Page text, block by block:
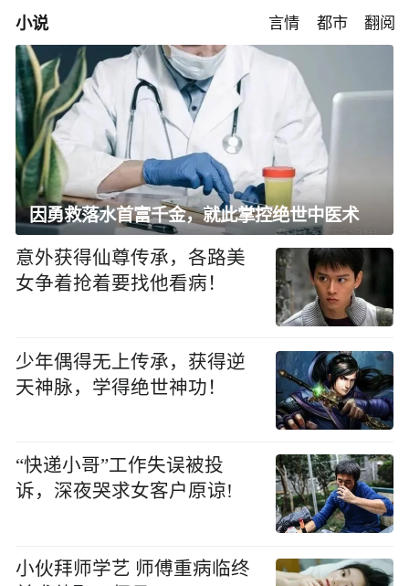
小说 言情 都市 翻阅
因勇救落水首富千金，就此掌控绝世中医术
意外获得仙尊传承，各路美
女争着抢着要找他看病！
少年偶得无上传承，获得逆
天神脉，学得绝世神功！
“快递小哥”工作失误被投
诉，深夜哭求女客户原谅!
小伙拜师学艺 师傅重病临终